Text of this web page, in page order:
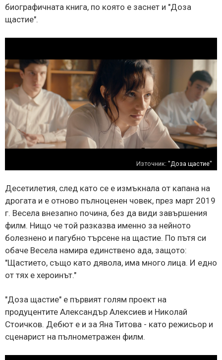
биографичната книга, по която е заснет и "Доза
щастие".
Източник: "Доза щастие"
Десетилетия, след като се е измъкнала от капана на
дрогата и е отново пълноценен човек, през март 2019
г. Весела внезапно почина, без да види завършения
филм. Нищо че той разказва именно за нейното
болезнено и пагубно търсене на щастие. По пътя си
обаче Весела намира единствено ада, защото:
"Щастието, също като дявола, има много лица. И едно
от тях е хероинът."
"Доза щастие" е първият голям проект на
продуцентите Александър Алексиев и Николай
Стоичков. Дебют е и за Яна Титова - като режисьор и
сценарист на пълнометражен филм.